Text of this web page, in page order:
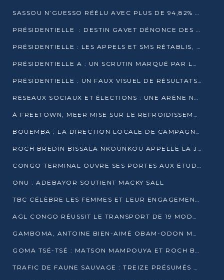
SASSOU N’GUESSO RÉÉLU AVEC PLUS DE 94,82% DES VOIX
PRÉSIDENTIELLE : DESTIN GAVET DÉNONCE DES IRRÉGULARITÉS ET REVENDIQUE LA VICTOIRE
PRÉSIDENTIELLE : LES APPELS ET SMS RÉTABLIS, INTERNET RESTE BLOQUÉ
PRÉSIDENTIELLE A : UN SCRUTIN MARQUÉ PAR LA COUPURE D’INTERNET ET UNE AFFLUENCE TIMIDE À BRAZZAVILLE
PRÉSIDENTIELLE : UN FAUX VISUEL DE RÉSULTATS CIRCULE
RÉSEAUX SOCIAUX ET ÉLECTIONS : UNE ARÈNE NUMÉRIQUE EN PLEINE MUTATION AU CONGO
À FREETOWN, MEER MISE SUR LE REFROIDISSEMENT PASSIF FACE À LA CHALEUR EXTRÊME
BOUEMBA : LA DIRECTION LOCALE DE CAMPAGNE DE DENIS SASSOU N’GUESSO MULTIPLIE LES ACTIVITÉS DE MOBILISATION
ROCH BREDIN BISSALA NKOUNKOU APPELLE LA JEUNESSE DE GOMA TSÉ-TSÉ À UN VOTE MASSIF POUR DENIS SASSOU NGUESSO
CONGO TERMINAL OUVRE SES PORTES AUX ÉTUDIANTS EN TRANSPORT ET LOGISTIQUE
ONU : ADEBAYOR SOUTIENT MACKY SALL
TBC CÉLÈBRE LES FEMMES ET LEUR ENGAGEMENT À L’OCCASION DU 8 MARS
AGL CONGO RÉUSSIT LE TRANSPORT DE 19 MODULES HORS GABARIT ENTRE POINTE-NOIRE ET BRAZZAVILLE
GAMBOMA, ANTOINE BIEN-AIMÉ OBAM-ODON MOBILISE LES 32 148 ÉLECTEURS EN FAVEUR DE DENIS SASSOU NGUESSO
GOMA TSÉ-TSÉ : MATSON MAMPOUYA ET ROCH BREDIN BISSALA NKOUNKOU EN CAMPAGNE DE PROXIMITÉ
TRAFIC DE FAUNE SAUVAGE : TREIZE PRÉSUMÉS TRAFIQUANTS INTERPELLÉS AU CONGO EN 2025